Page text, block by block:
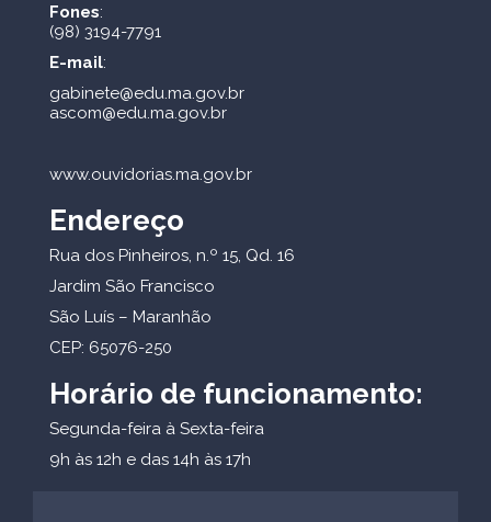
Fones:
(98) 3194-7791
E-mail:
gabinete@edu.ma.gov.br
ascom@edu.ma.gov.br
www.ouvidorias.ma.gov.br
Endereço
Rua dos Pinheiros, n.º 15, Qd. 16
Jardim São Francisco
São Luís – Maranhão
CEP: 65076-250
Horário de funcionamento:
Segunda-feira à Sexta-feira
9h às 12h e das 14h às 17h